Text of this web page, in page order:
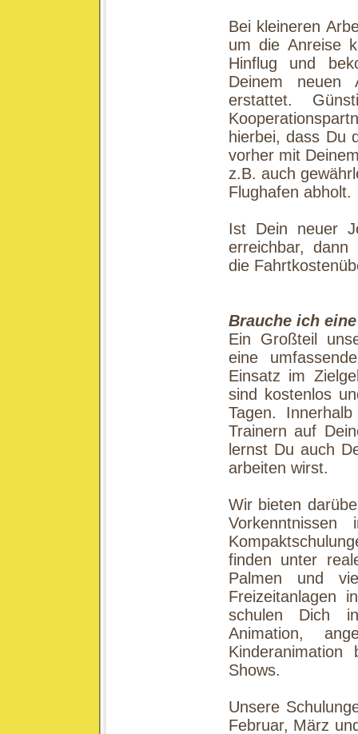
Bei kleineren
um die Anreise
Hinflug und
Deinem neuen
erstattet.
hierbei, dass Du
vorher mit
z.B. auch
Flughafen abholt.
Ist Dein neuer
erreichbar, dann
die
Brauche ich
Ein Großteil
eine
Einsatz im
sind kostenlos
Tagen.
Trainern auf
lernst Du auch
arbeiten wirst.
Wir bieten
finden unter
Palmen und
Freizeitanlagen
schulen Dich
Animation,
Shows.
Unsere
Februar, März